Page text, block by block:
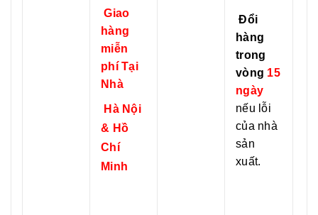
Giao
hàng
miễn
phí Tại
Nhà
Hà Nội
& Hồ
Chí
Minh
Đổi
hàng
trong
vòng 15
ngày
nếu lỗi
của nhà
sản
xuất.